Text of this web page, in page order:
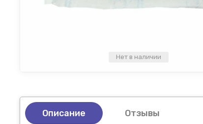
Нет в наличии
Описание Отзывы